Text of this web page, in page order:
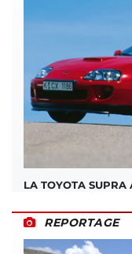
LA TOYOTA SUPRA
REPORTAGE